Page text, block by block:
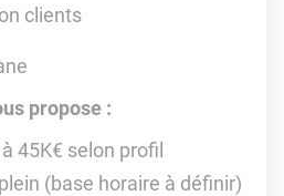
clients
propose :
45K€ selon profil
(base horaire à définir)